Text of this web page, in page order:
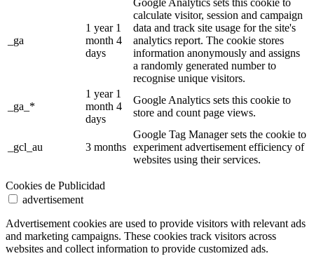
_ga
1 year 1
month 4
days
Google Analytics sets this cookie to
calculate visitor, session and campaign
data and track site usage for the site's
analytics report. The cookie stores
information anonymously and assigns
a randomly generated number to
recognise unique visitors.
_ga_*
1 year 1
month 4
days
Google Analytics sets this cookie to
store and count page views.
_gcl_au 3 months
Google Tag Manager sets the cookie to
experiment advertisement efficiency of
websites using their services.
Cookies de Publicidad
advertisement
Advertisement cookies are used to provide visitors with relevant ads
and marketing campaigns. These cookies track visitors across
websites and collect information to provide customized ads.